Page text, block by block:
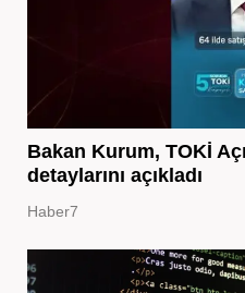
Bakan Kurum, TOKİ
detaylarını açıkladı
Haber7